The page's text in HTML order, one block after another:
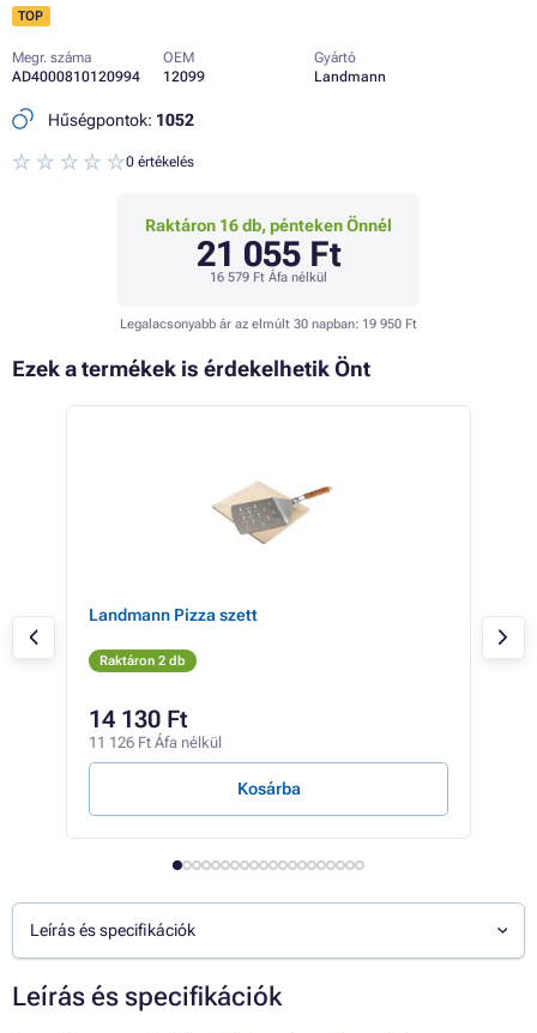
TOP
Megr. száma
AD4000810120994
OEM
12099
Gyártó
Landmann
Hűségpontok: 1052
0 értékelés
Raktáron 16 db, pénteken Önnél
21 055 Ft
16 579 Ft Áfa nélkül
Legalacsonyabb ár az elmúlt 30 napban: 19 950 Ft
Ezek a termékek is érdekelhetik Önt
Landmann Pizza szett
Raktáron 2 db
14 130 Ft
11 126 Ft Áfa nélkül
Kosárba
Leírás és specifikációk
Leírás és specifikációk